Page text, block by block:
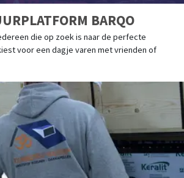
BARQO
die op zoek is naar de perfecte
voor een dagje varen met vrienden of